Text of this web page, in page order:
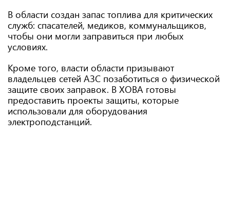
В области создан запас топлива для критических
служб: спасателей, медиков, коммунальщиков,
чтобы они могли заправиться при любых
условиях.
Кроме того, власти области призывают
владельцев сетей АЗС позаботиться о физической
защите своих заправок. В ХОВА готовы
предоставить проекты защиты, которые
использовали для оборудования
электроподстанций.